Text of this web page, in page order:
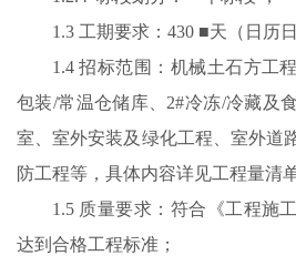
1.3 工期要求：430 ■天（日历
1.4 招标范围：机械土石方工
包装/常温仓储库、2#冷冻/冷藏及
室、室外安装及绿化工程、室外道
防工程等，具体内容详见工程量清
1.5 质量要求：符合《工程施
达到合格工程标准；